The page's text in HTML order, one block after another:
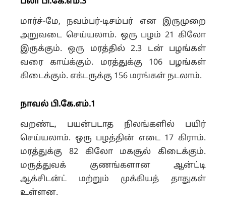
மார்ச்-மே, நவம்பர்-டிசம்பர் என இருமுறை
அறுவடை செய்யலாம். ஒரு பழம் 21 கிலோ
இருக்கும். ஒரு மரத்தில் 2.3 டன் பழங்கள்
வரை காய்க்கும். மரத்துக்கு 106 பழங்கள்
கிடைக்கும். எக்டருக்கு 156 மரங்கள் நடலாம்.
நாவல் பி.கே.எம்.1
வறண்ட, பயன்படாத நிலங்களில் பயிர்
செய்யலாம். ஒரு பழத்தின் எடை 17 கிராம்.
மரத்துக்கு 82 கிலோ மகசூல் கிடைக்கும்.
மருத்துவக் குணங்களான ஆன்ட்டி
ஆக்சிடன்ட் மற்றும் முக்கியத் தாதுகள்
உள்ளன.